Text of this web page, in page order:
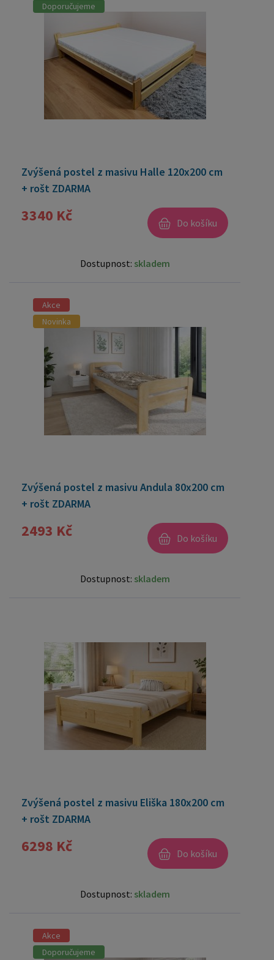
Doporučujeme
Zvýšená postel z masivu Halle 120x200 cm
+ rošt ZDARMA
3340 Kč Do košíku
Dostupnost: skladem
Akce
Novinka
Zvýšená postel z masivu Andula 80x200 cm
+ rošt ZDARMA
2493 Kč Do košíku
Dostupnost: skladem
Zvýšená postel z masivu Eliška 180x200 cm
+ rošt ZDARMA
6298 Kč Do košíku
Dostupnost: skladem
Akce
Doporučujeme